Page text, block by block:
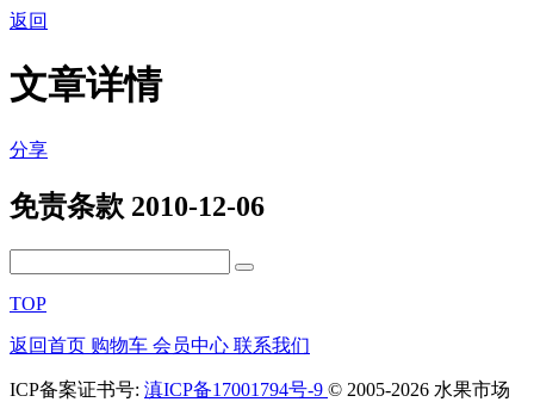
返回
文章详情
分享
免责条款 2010-12-06
TOP
返回首页 购物车 会员中心 联系我们
ICP备案证书号: 滇ICP备17001794号-9 © 2005-2026 水果市场